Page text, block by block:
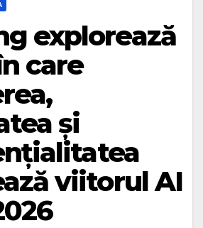
explorează
care
și
viitorul AI